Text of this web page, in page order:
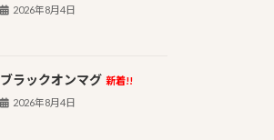
2026年8月4日
ブラックオンマグ 新着!!
2026年8月4日